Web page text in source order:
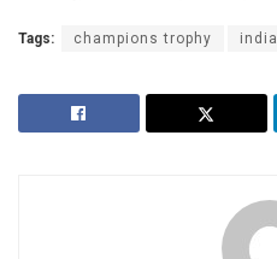
Tags: champions trophy india